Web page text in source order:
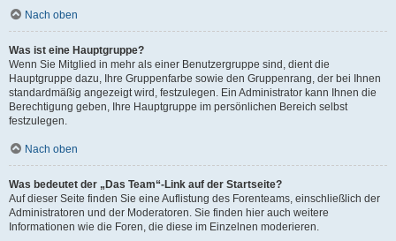
Nach oben
Was ist eine Hauptgruppe?
Wenn Sie Mitglied in mehr als einer Benutzergruppe sind, dient die
Hauptgruppe dazu, Ihre Gruppenfarbe sowie den Gruppenrang, der bei Ihnen
standardmäßig angezeigt wird, festzulegen. Ein Administrator kann Ihnen die
Berechtigung geben, Ihre Hauptgruppe im persönlichen Bereich selbst
festzulegen.
Nach oben
Was bedeutet der „Das Team“-Link auf der Startseite?
Auf dieser Seite finden Sie eine Auflistung des Forenteams, einschließlich der
Administratoren und der Moderatoren. Sie finden hier auch weitere
Informationen wie die Foren, die diese im Einzelnen moderieren.